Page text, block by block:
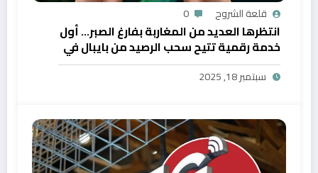
قلعة الشروح 0
انتظرها العديد من المغاربة بفارغ الصبر… أول
خدمة رقمية تتيح سحب الرصيد من بايبال في
المغرب
سبتمبر 18, 2025